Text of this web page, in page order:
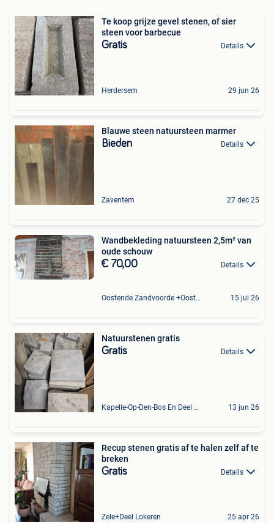
Te koop grijze gevel stenen, of sier
steen voor barbecue
Gratis Details
Herdersem 29 jun 26
Blauwe steen natuursteen marmer
Bieden Details
Zaventem 27 dec 25
Wandbekleding natuursteen 2,5m² van
oude schouw
€ 70,00 Details
Oostende Zandvoorde +Oostende 15 jul 26
Natuurstenen gratis
Gratis Details
Kapelle-Op-Den-Bos En Deel Van Zemst 13 jun 26
Recup stenen gratis af te halen zelf af te
breken
Gratis Details
Zele+Deel Lokeren 25 apr 26